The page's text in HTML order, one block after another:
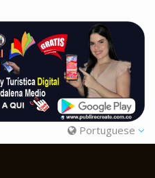
Portuguese